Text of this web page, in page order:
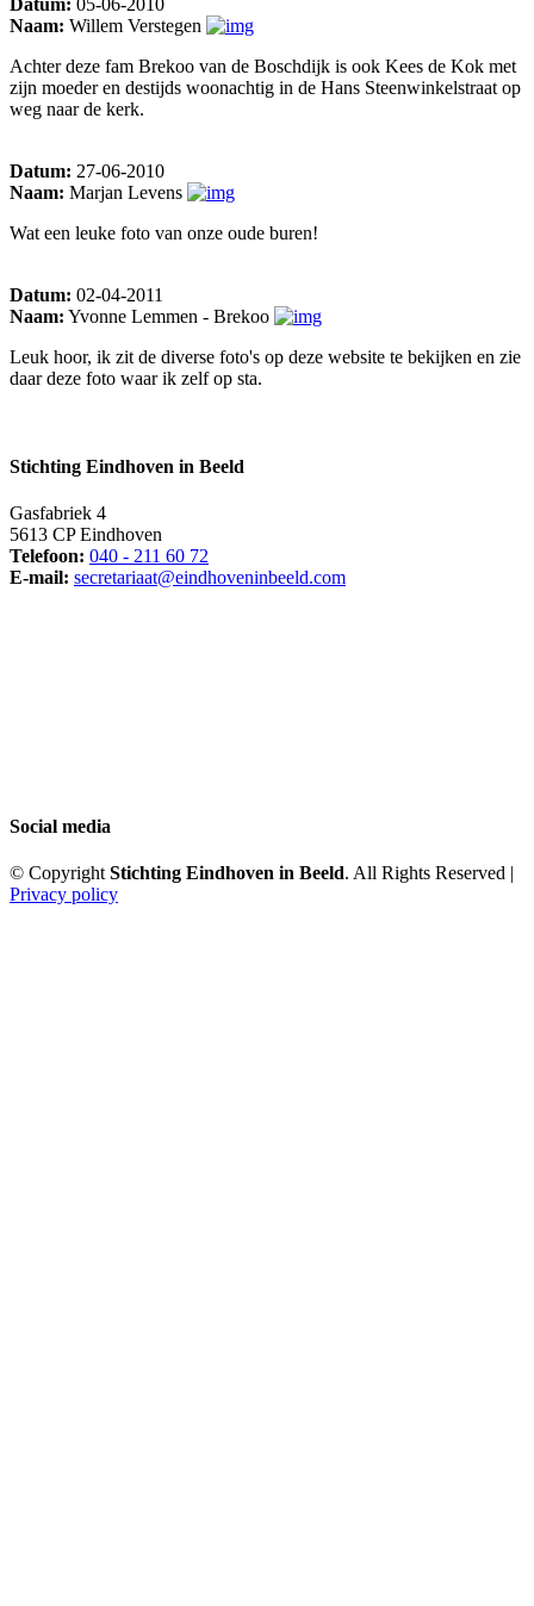
Datum: 05-06-2010
Naam: Willem Verstegen
Achter deze fam Brekoo van de Boschdijk is ook Kees de Kok met
zijn moeder en destijds woonachtig in de Hans Steenwinkelstraat op
weg naar de kerk.
Datum: 27-06-2010
Naam: Marjan Levens
Wat een leuke foto van onze oude buren!
Datum: 02-04-2011
Naam: Yvonne Lemmen - Brekoo
Leuk hoor, ik zit de diverse foto's op deze website te bekijken en zie
daar deze foto waar ik zelf op sta.
Stichting Eindhoven in Beeld
Gasfabriek 4
5613 CP Eindhoven
Telefoon: 040 - 211 60 72
E-mail: secretariaat@eindhoveninbeeld.com
Social media
© CopyrightStichting Eindhoven in Beeld. All Rights Reserved |
Privacy policy